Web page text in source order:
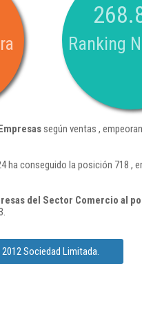
Ranking
según ventas ,
ha conseguido la posición 718 ,
del Sector Comercio al
Sociedad Limitada.